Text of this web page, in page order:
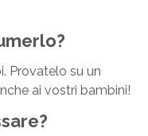
Provatelo su un
ai vostri bambini!